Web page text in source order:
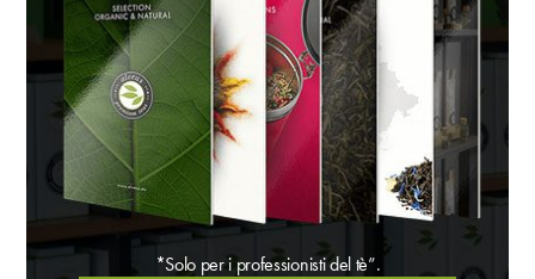
*Solo per i professionisti del tè”.